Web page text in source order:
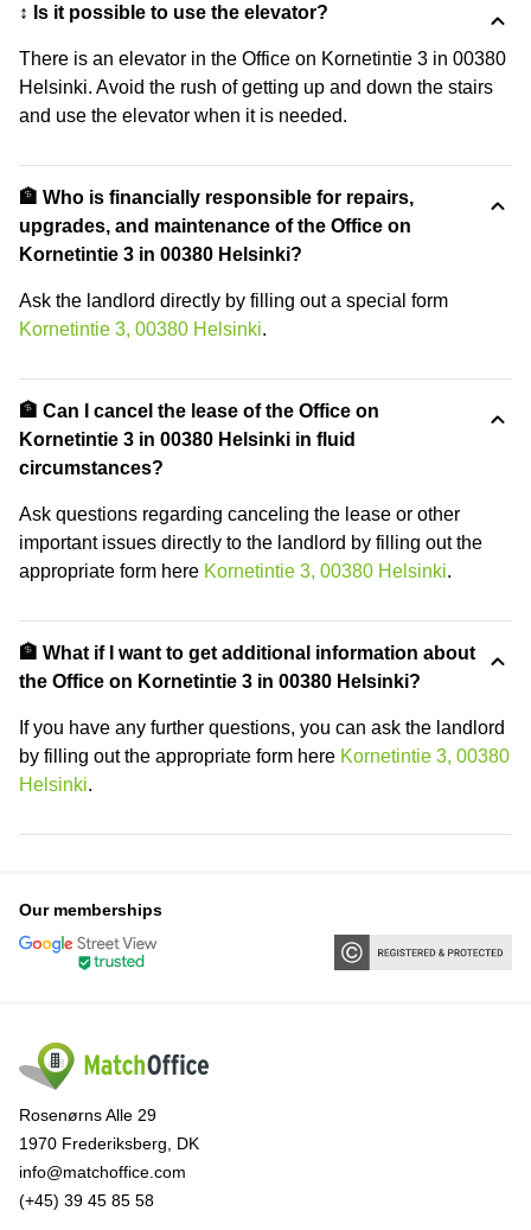
↕️ Is it possible to use the elevator?
There is an elevator in the Office on Kornetintie 3 in 00380
Helsinki. Avoid the rush of getting up and down the stairs
and use the elevator when it is needed.
🏦 Who is financially responsible for repairs,
upgrades, and maintenance of the Office on
Kornetintie 3 in 00380 Helsinki?
Ask the landlord directly by filling out a special form
Kornetintie 3, 00380 Helsinki.
🏦 Can I cancel the lease of the Office on
Kornetintie 3 in 00380 Helsinki in fluid
circumstances?
Ask questions regarding canceling the lease or other
important issues directly to the landlord by filling out the
appropriate form here Kornetintie 3, 00380 Helsinki.
🏦 What if I want to get additional information about
the Office on Kornetintie 3 in 00380 Helsinki?
If you have any further questions, you can ask the landlord
by filling out the appropriate form here Kornetintie 3, 00380
Helsinki.
Our memberships
Rosenørns Alle 29
1970 Frederiksberg, DK
info@matchoffice.com
(+45) 39 45 85 58